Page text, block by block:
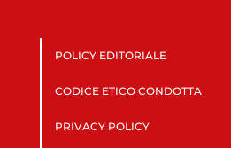
POLICY EDITORIALE
CODICE ETICO CONDOTTA
PRIVACY POLICY